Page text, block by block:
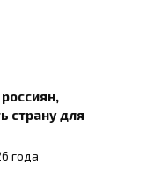
страну для
года